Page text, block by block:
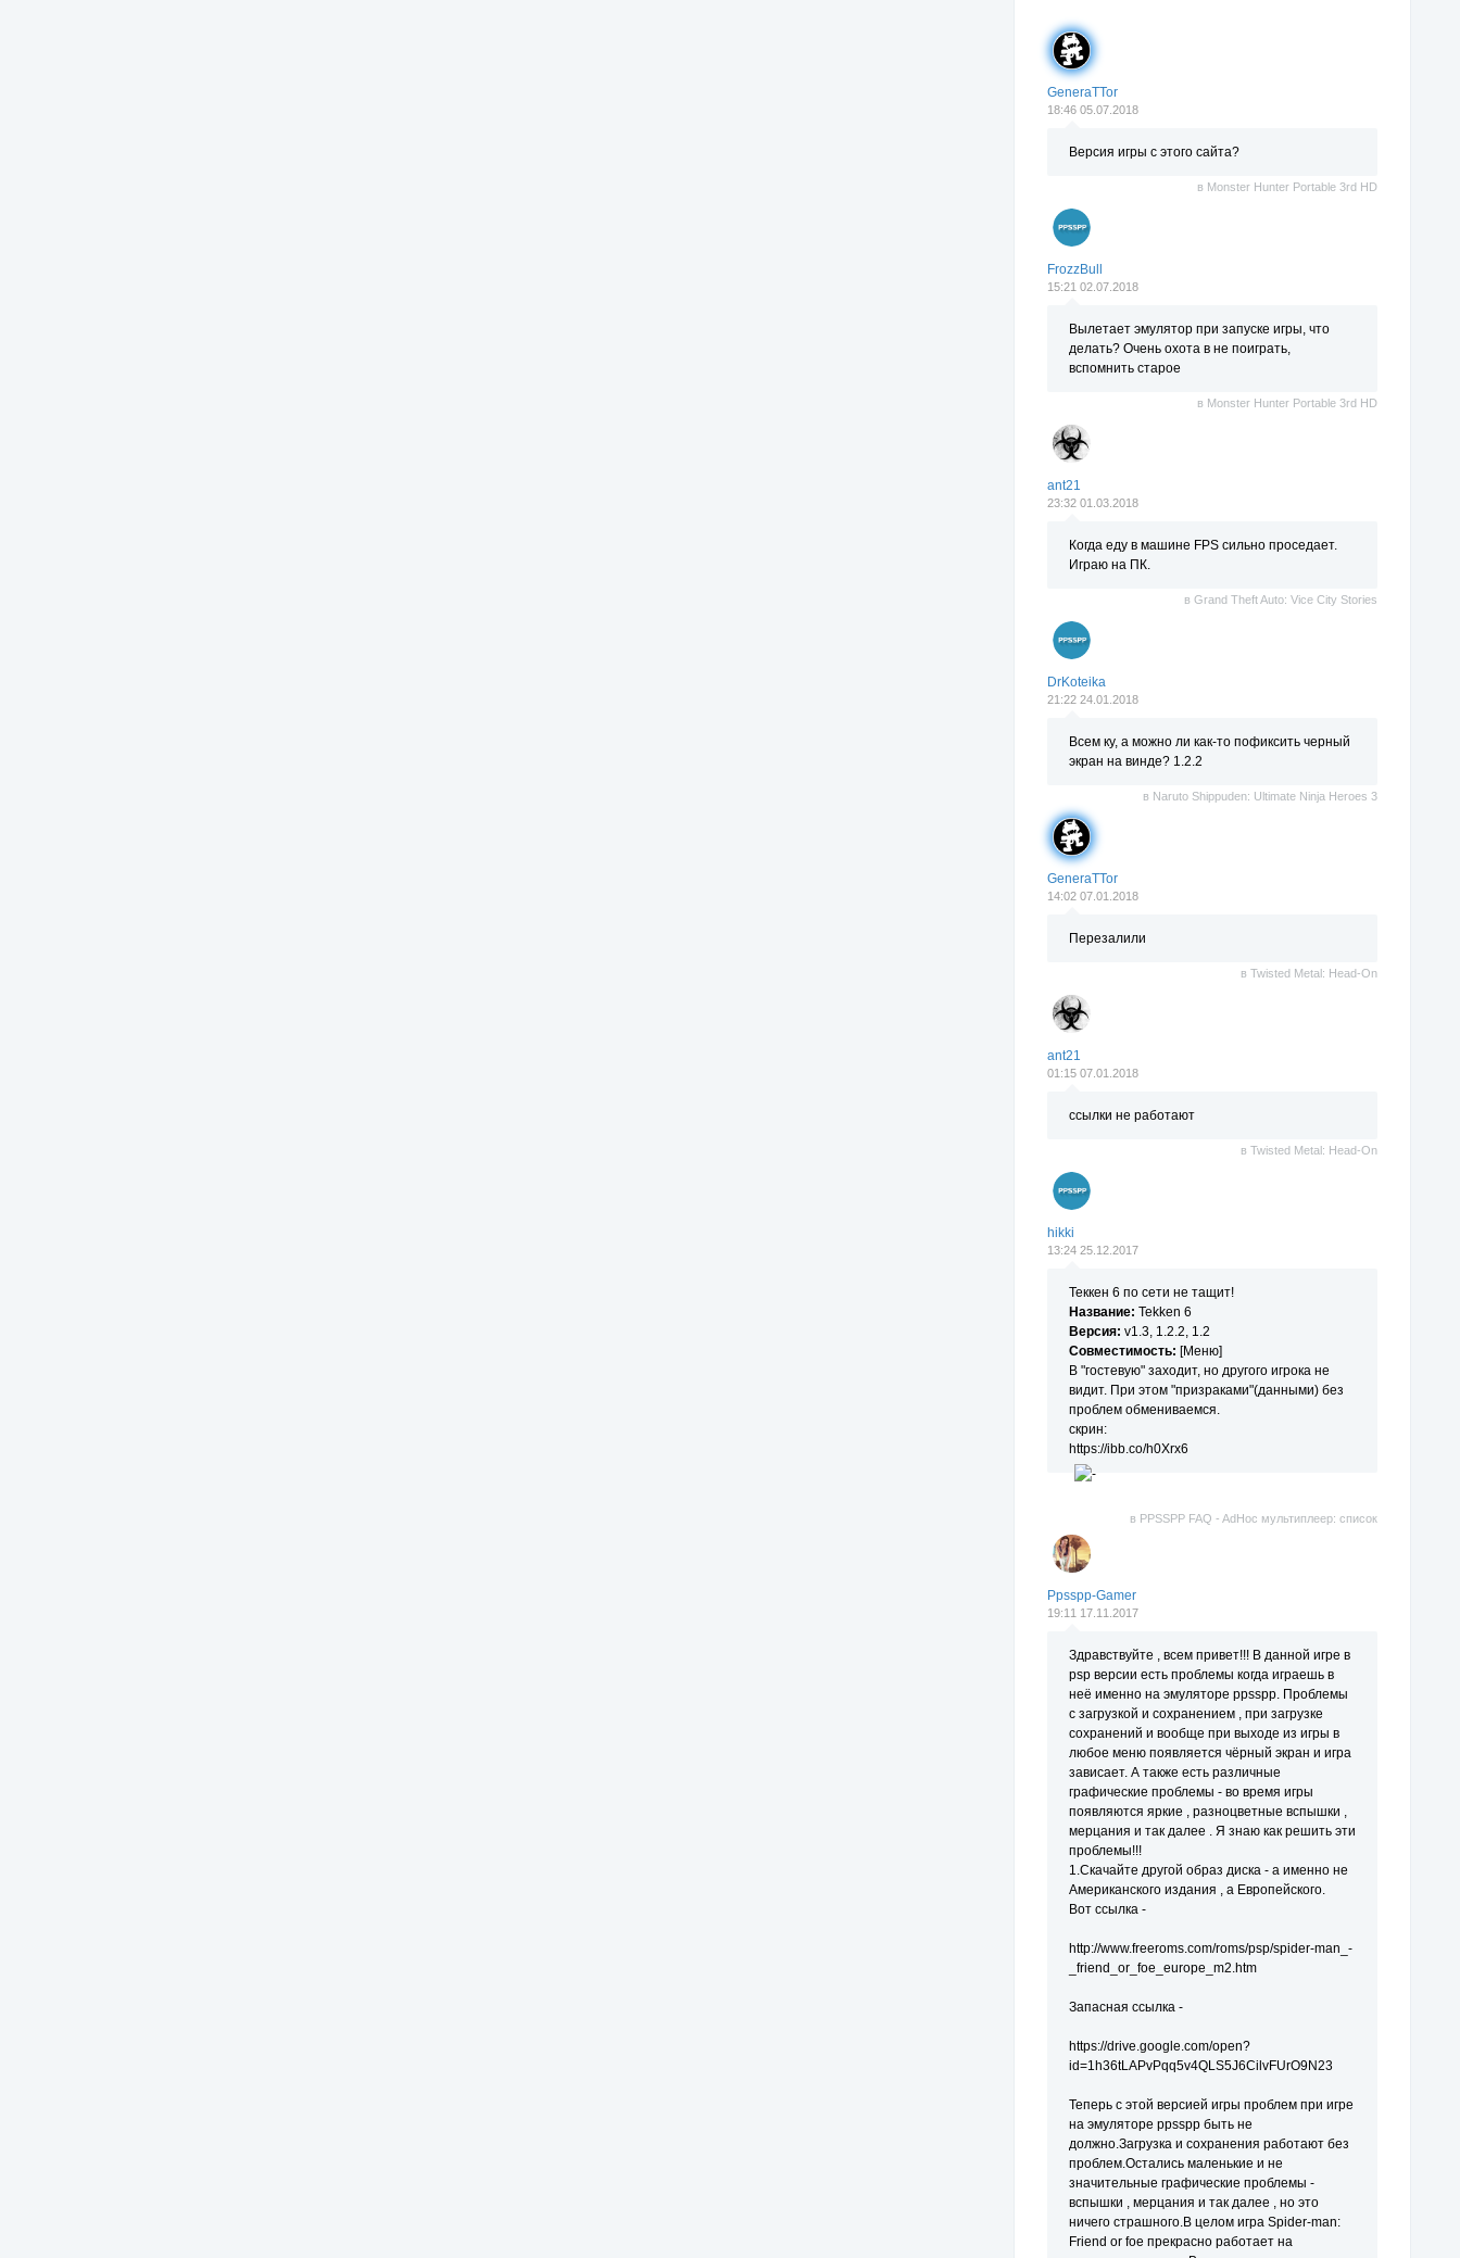
GeneraTTor
18:46 05.07.2018
Версия игры с этого сайта?
в Monster Hunter Portable 3rd HD
FrozzBull
15:21 02.07.2018
Вылетает эмулятор при запуске игры, что
делать? Очень охота в не поиграть,
вспомнить старое
в Monster Hunter Portable 3rd HD
ant21
23:32 01.03.2018
Когда еду в машине FPS сильно проседает.
Играю на ПК.
вGrand Theft Auto: Vice City Stories
DrKoteika
21:22 24.01.2018
Всем ку, а можно ли как-то пофиксить черный
экран на винде? 1.2.2
в Naruto Shippuden: Ultimate Ninja Heroes 3
GeneraTTor
14:02 07.01.2018
Перезалили
вTwisted Metal: Head-On
ant21
01:15 07.01.2018
ссылки не работают
вTwisted Metal: Head-On
hikki
13:24 25.12.2017
Теккен 6 по сети не тащит!
Название: Tekken 6
Версия: v1.3, 1.2.2, 1.2
Совместимость: [Меню]
В "гостевую" заходит, но другого игрока не
видит. При этом "призраками"(данными) без
проблем обмениваемся.
скрин:
https://ibb.co/h0Xrx6
в PPSSPP FAQ - AdHoc мультиплеер: список
Ppsspp-Gamer
19:11 17.11.2017
Здравствуйте , всем привет!!! В данной игре в
psp версии есть проблемы когда играешь в
неё именно на эмуляторе ppsspp. Проблемы
с загрузкой и сохранением , при загрузке
сохранений и вообще при выходе из игры в
любое меню появляется чёрный экран и игра
зависает. А также есть различные
графические проблемы - во время игры
появляются яркие , разноцветные вспышки ,
мерцания и так далее . Я знаю как решить эти
проблемы!!!
1.Скачайте другой образ диска - а именно не
Американского издания , а Европейского.
Вот ссылка -
http://www.freeroms.com/roms/psp/spider-man_-
_friend_or_foe_europe_m2.htm
Запасная ссылка -
https://drive.google.com/open?
id=1h36tLAPvPqq5v4QLS5J6CilvFUrO9N23
Теперь с этой версией игры проблем при игре
на эмуляторе ppsspp быть не
должно.Загрузка и сохранения работают без
проблем.Остались маленькие и не
значительные графические проблемы -
вспышки , мерцания и так далее , но это
ничего страшного.В целом игра Spider-man:
Friend or foe прекрасно работает на